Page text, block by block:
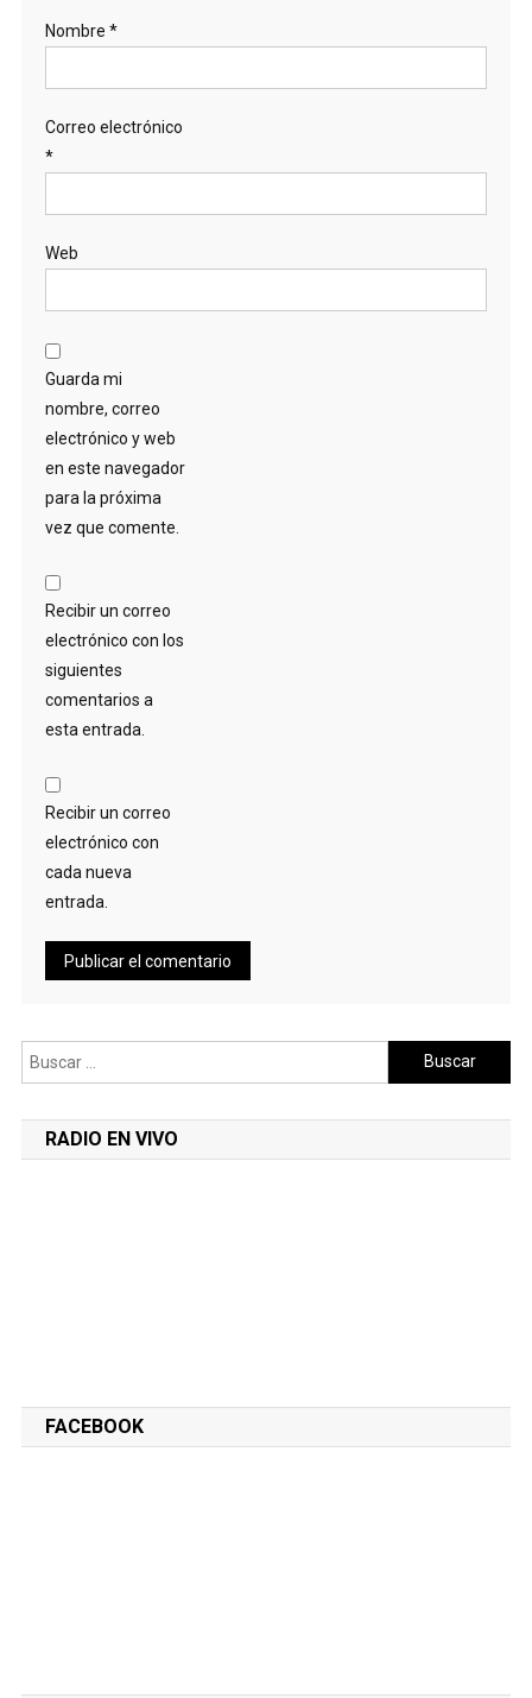
Nombre *
Correo electrónico
*
Web
Guarda mi
nombre, correo
electrónico y web
en este navegador
para la próxima
vez que comente.
Recibir un correo
electrónico con los
siguientes
comentarios a
esta entrada.
Recibir un correo
electrónico con
cada nueva
entrada.
Buscar:
RADIO EN VIVO
FACEBOOK